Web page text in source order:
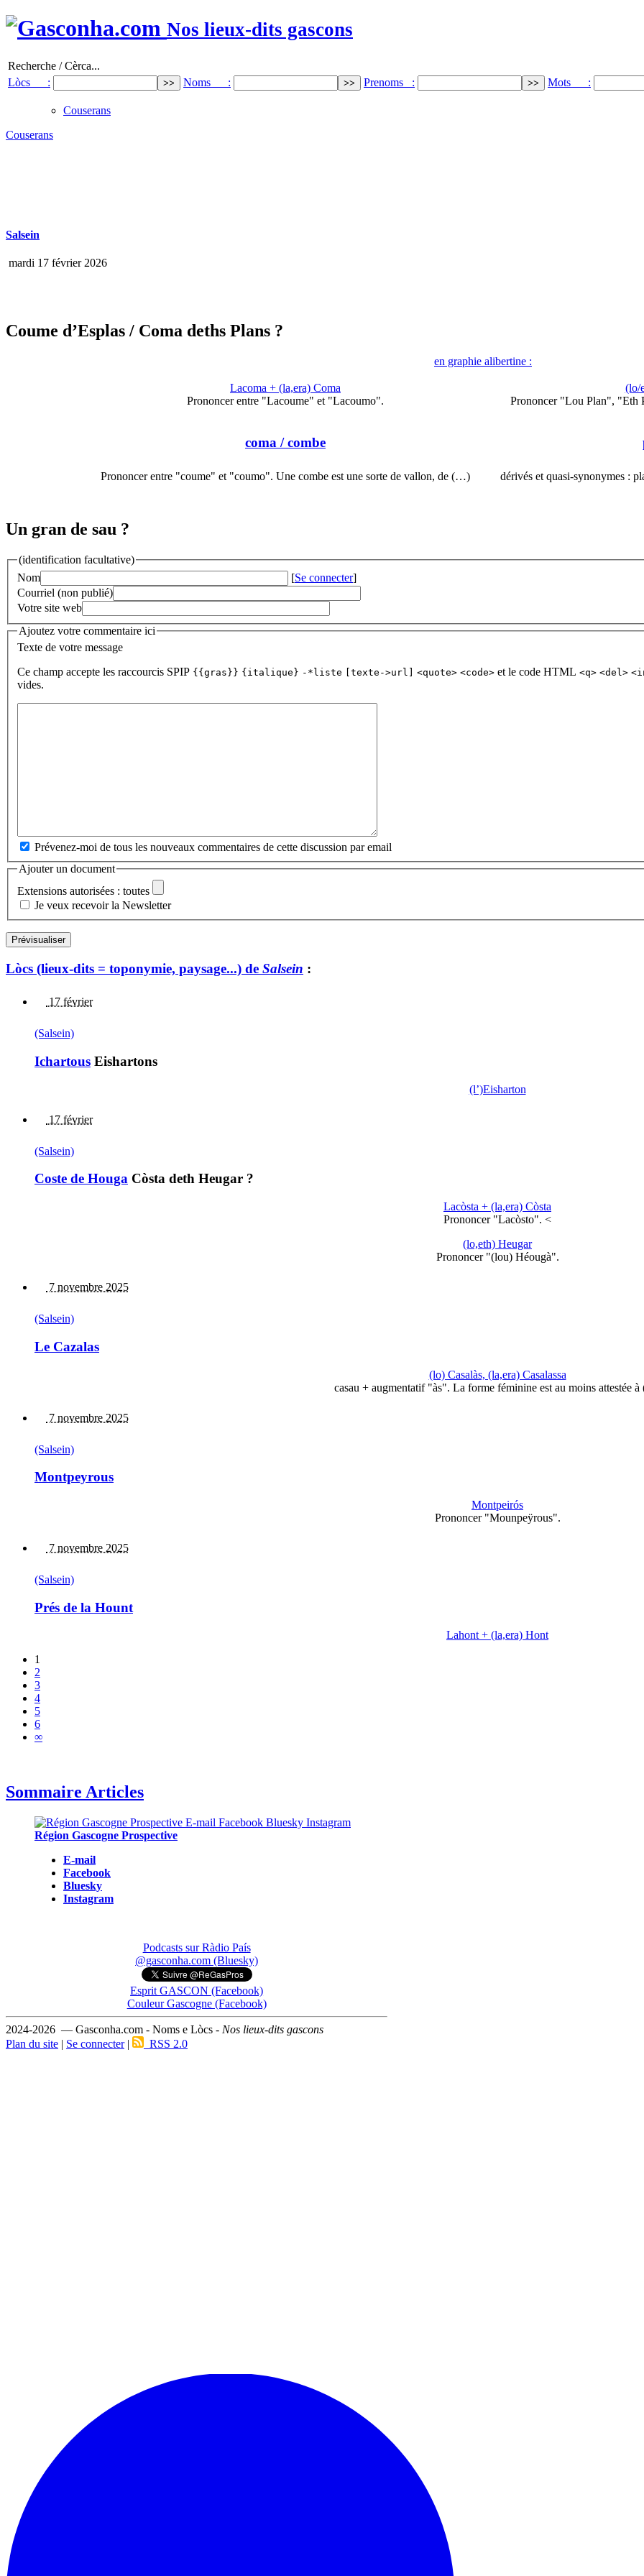
Nos lieux-dits gascons
Recherche / Cèrca...
Lòcs :
Noms : Prenoms : Mots :
Couserans
Couserans
Salsein
mardi 17 février 2026
Coume d’Esplas / Coma deths Plans ?
en graphie alibertine :
Lacoma + (la,era) Coma
Prononcer entre "Lacoume" et "Lacoumo".
coma / combe
Prononcer entre "coume" et "coumo". Une combe est une sorte de vallon, de (…)
(lo/
Prononcer "Lou Plan", "Eth
dérivés et quasi-synonymes :
Un gran de sau ?
(identification facultative)
Nom
[Se connecter]
Courriel (non publié)
Votre site web
Ajoutez votre commentaire ici
Texte de votre message
Ce champ accepte les raccourcis SPIP {{gras}} {italique} -*liste [texte->url] <quote> <code> et le code HTML <q> <del>
vides.
Prévenez-moi de tous les nouveaux commentaires de cette discussion par email
Ajouter un document
Extensions autorisées : toutes
Je veux recevoir la Newsletter
Lòcs (lieux-dits = toponymie, paysage...) de Salsein :
17 février
(Salsein)
Ichartous Eishartons
(l’)Eisharton
17 février
(Salsein)
Coste de Houga Còsta deth Heugar ?
Lacòsta + (la,era) Còsta
Prononcer "Lacòsto". <
(lo,eth) Heugar
Prononcer "(lou) Héougà".
7 novembre 2025
(Salsein)
Le Cazalas
(lo) Casalàs, (la,era) Casalassa
casau + augmentatif "às". La forme féminine est au moins attestée
7 novembre 2025
(Salsein)
Montpeyrous
Montpeirós
Prononcer "Mounpeÿrous".
7 novembre 2025
(Salsein)
Prés de la Hount
Lahont + (la,era) Hont
1
2
3
4
5
6
∞
Sommaire Articles
Région Gascogne Prospective
E-mail
Facebook
Bluesky
Instagram
Podcasts sur Ràdio País
@gasconha.com (Bluesky)
Esprit GASCON (Facebook)
Couleur Gascogne (Facebook)
2024-2026 — Gasconha.com - Noms e Lòcs - Nos lieux-dits gascons
Plan du site | Se connecter| RSS 2.0